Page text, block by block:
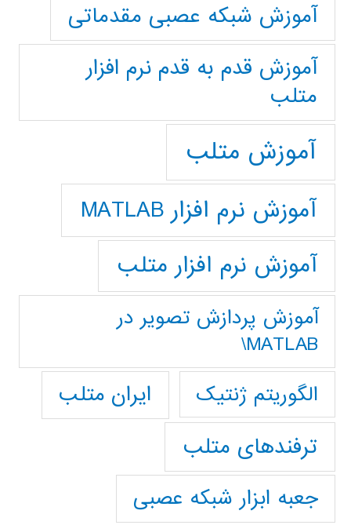
آموزش شبکه عصبی مقدماتی
آموزش قدم به قدم نرم افزار
متلب
آموزش متلب
آموزش نرم افزار MATLAB
آموزش نرم افزار متلب
آموزش پردازش تصوير در
MATLAB\
الگوریتم ژنتیک
ایران متلب
ترفندهای متلب
جعبه ابزار شبکه عصبی